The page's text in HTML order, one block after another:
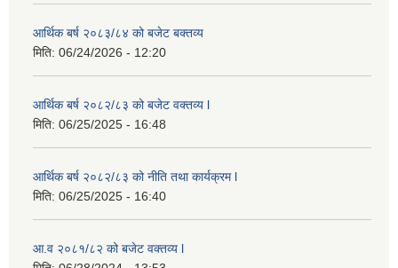
आर्थिक बर्ष २०८३/८४ को बजेट बक्तव्य
मिति: 06/24/2026 - 12:20
आर्थिक बर्ष २०८२/८३ को बजेट वक्तव्य l
मिति: 06/25/2025 - 16:48
आर्थिक बर्ष २०८२/८३ को नीति तथा कार्यक्रम l
मिति: 06/25/2025 - 16:40
आ.व २०८१/८२ को बजेट वक्तव्य l